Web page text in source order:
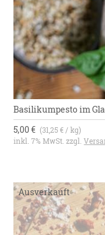
Basilikumpesto im
5,00 € (31,25 € / kg)
inkl. 7% MwSt. zzgl.